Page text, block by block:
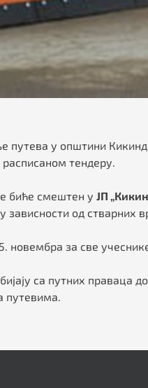
путева у општини
тендеру.
биће смештен у ЈП
зависности од стварних
новембра за све
са путних праваца
путевима.